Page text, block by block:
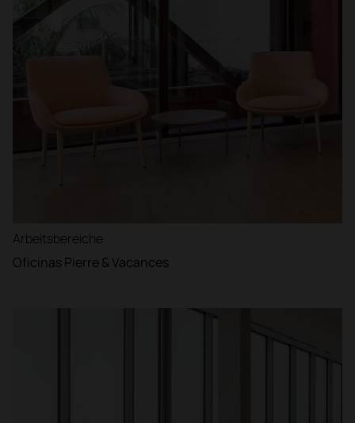
Arbeitsbereiche
Oficinas Pierre & Vacances